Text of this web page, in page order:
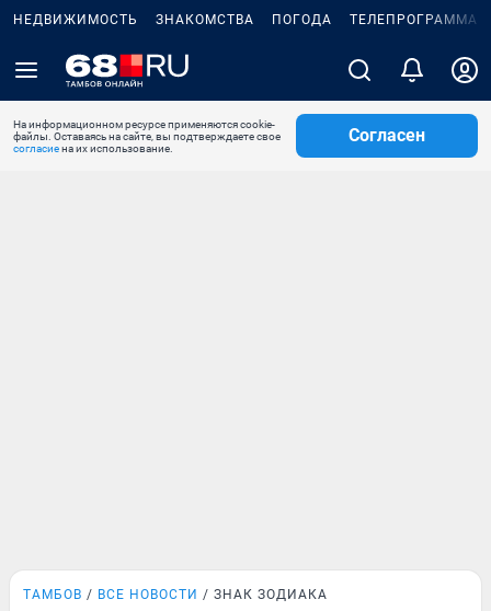
НЕДВИЖИМОСТЬ ЗНАКОМСТВА ПОГОДА ТЕЛЕПРОГРАММА
На информационном ресурсе применяются cookie-
файлы. Оставаясь на сайте, вы подтверждаете свое
согласиена их использование.
Согласен
ТАМБОВ ВСЕ НОВОСТИ ЗНАК ЗОДИАКА